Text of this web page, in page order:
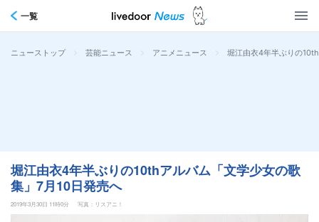
一覧
ニューストップ > 芸能ニュース > アニメニュース > 堀江由衣4年半ぶりの
堀江由衣4年半ぶりの10thアルバム「文学少女の歌
集」7月10日発売へ
2019年3月30日 11時0分 写真：リスアニ！